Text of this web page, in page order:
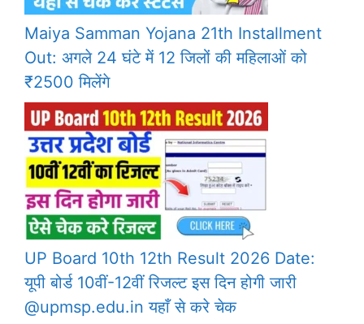
Maiya Samman Yojana 21th Installment
Out: अगले 24 घंटे में 12 जिलों की महिलाओं को
₹2500 मिलेंगे
UP Board 10th 12th Result 2026 Date:
यूपी बोर्ड 10वीं-12वीं रिजल्ट इस दिन होगी जारी
@upmsp.edu.in यहाँ से करे चेक